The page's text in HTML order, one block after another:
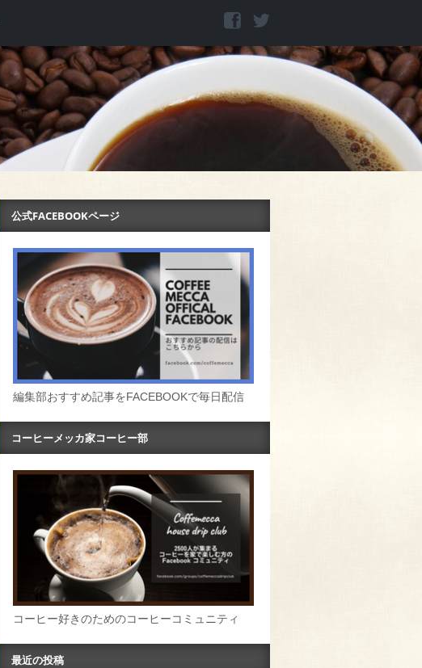
公式FACEBOOKページ
編集部おすすめ記事をFACEBOOKで毎日配信
コーヒーメッカ家コーヒー部
コーヒー好きのためのコーヒーコミュニティ
最近の投稿